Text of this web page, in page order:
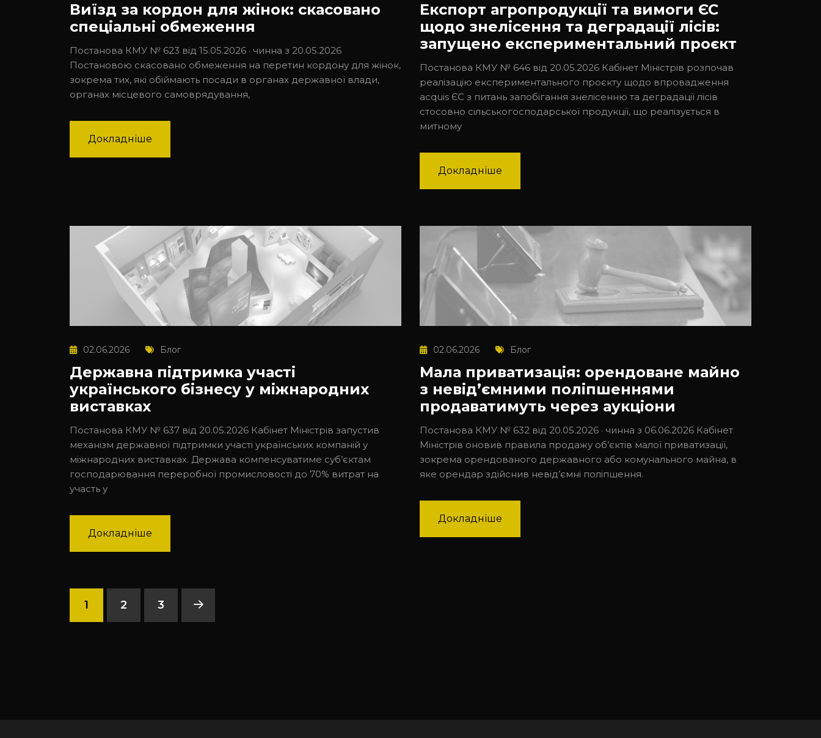
Виїзд за кордон для жінок: скасовано
спеціальні обмеження
Постанова КМУ № 623 від 15.05.2026 · чинна з 20.05.2026
Постановою скасовано обмеження на перетин кордону для жінок,
зокрема тих, які обіймають посади в органах державної влади,
органах місцевого самоврядування,
Докладніше
Експорт агропродукції та вимоги ЄС
щодо знелісення та деградації лісів:
запущено експериментальний проєкт
Постанова КМУ № 646 від 20.05.2026 Кабінет Міністрів розпочав
реалізацію експериментального проєкту щодо впровадження
acquis ЄС з питань запобігання знелісенню та деградації лісів
стосовно сільськогосподарської продукції, що реалізується в
митному
Докладніше
02.06.2026 Блог
Державна підтримка участі
українського бізнесу у міжнародних
виставках
Постанова КМУ № 637 від 20.05.2026 Кабінет Міністрів запустив
механізм державної підтримки участі українських компаній у
міжнародних виставках. Держава компенсуватиме суб’єктам
господарювання переробної промисловості до 70% витрат на
участь у
Докладніше
02.06.2026 Блог
Мала приватизація: орендоване майно
з невід’ємними поліпшеннями
продаватимуть через аукціони
Постанова КМУ № 632 від 20.05.2026 · чинна з 06.06.2026 Кабінет
Міністрів оновив правила продажу об’єктів малої приватизації,
зокрема орендованого державного або комунального майна, в
яке орендар здійснив невід’ємні поліпшення.
Докладніше
1 2 3